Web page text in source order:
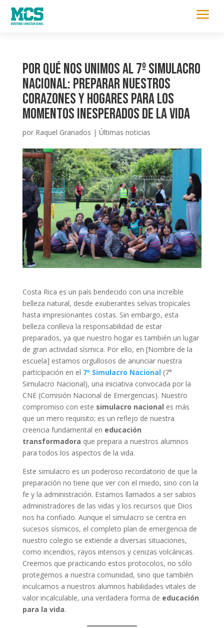
a
Por qué nos unimos al 7º Simulacro
Nacional: Preparar nuestros
corazones y hogares para los
momentos inesperados de la vida
por Raquel Granados | Últimas noticias
Costa Rica es un país bendecido con una increíble
belleza natural, desde exuberantes selvas tropicales
hasta impresionantes costas. Sin embargo, esta
belleza conlleva la responsabilidad de estar
preparados, ya que nuestro hogar es también un lugar
de gran actividad sísmica. Por ello, en [Nombre de la
escuela] estamos orgullosos de anunciar nuestra
participación en el 7º Simulacro Nacional(7°
Simulacro Nacional), una iniciativa convocada por la
CNE (Comisión Nacional de Emergencias). Nuestro
compromiso con este simulacro nacional es más
que un mero requisito; es un reflejo de nuestra
creencia fundamental en educación
transformadora que prepara a nuestros alumnos
para todos los aspectos de la vida.
Este simulacro es un poderoso recordatorio de que la
preparación no tiene que ver con el miedo, sino con la
fe y la administración. Estamos llamados a ser sabios
administradores de las vidas y los recursos que Dios
nos ha confiado. Aunque el simulacro se centra en
sucesos sísmicos, el completo plan de emergencia de
nuestro colegio se extiende a diversas situaciones,
como incendios, rayos intensos y cenizas volcánicas.
Creemos que practicando estos protocolos, no sólo
protegemos a nuestra comunidad, sino que también
inculcamos a nuestros alumnos habilidades vitales de
valor incalculable, una verdadera forma de educación
para la vida.